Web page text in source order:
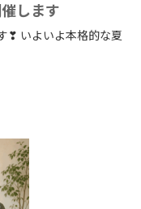
します
❣ いよいよ本格的な夏